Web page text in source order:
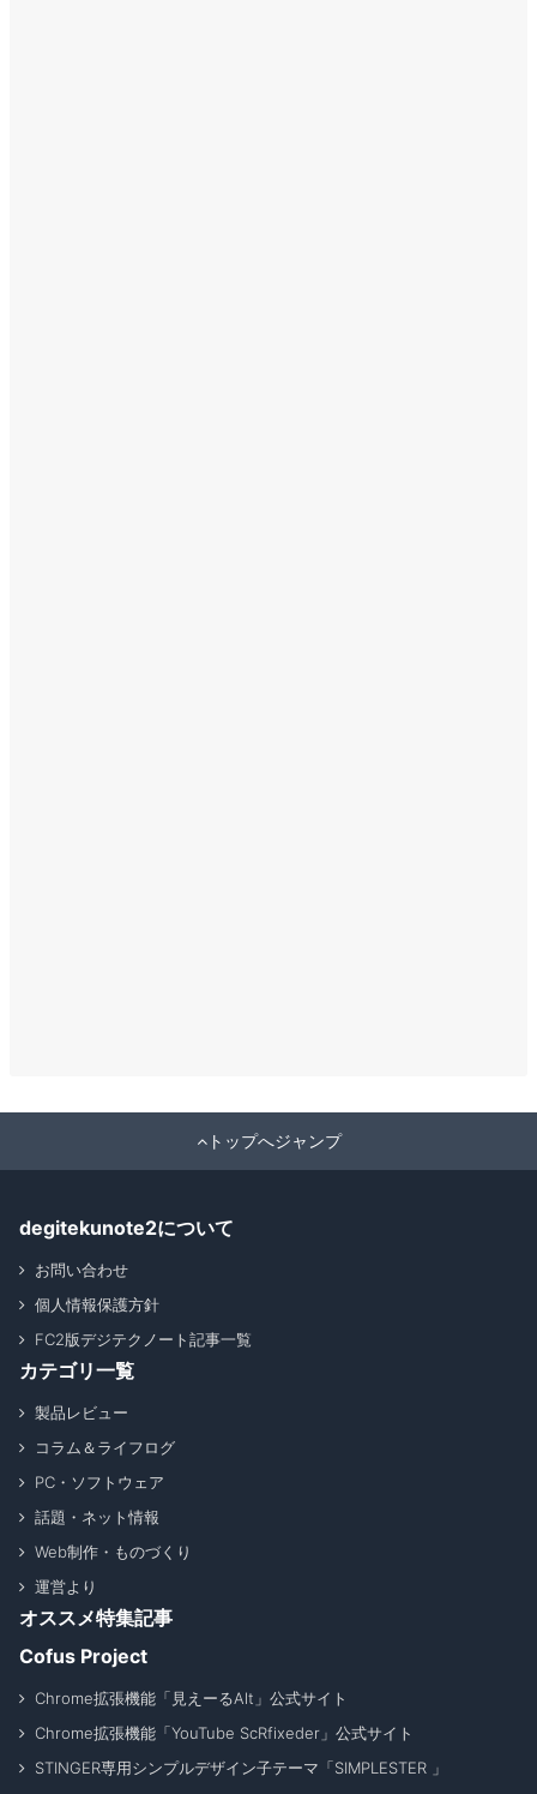
トップへジャンプ
degitekunote2について
お問い合わせ
個人情報保護方針
FC2版デジテクノート記事一覧
カテゴリ一覧
製品レビュー
コラム＆ライフログ
PC・ソフトウェア
話題・ネット情報
Web制作・ものづくり
運営より
オススメ特集記事
Cofus Project
Chrome拡張機能「見えーるAlt」公式サイト
Chrome拡張機能「YouTube ScRfixeder」公式サイト
STINGER専用シンプルデザイン子テーマ「SIMPLESTER 」